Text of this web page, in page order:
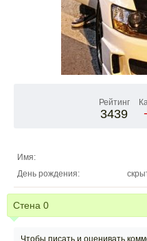
Рейтинг
3439
Имя:
День рождения:
Стена 0
Чтобы писать и оценивать